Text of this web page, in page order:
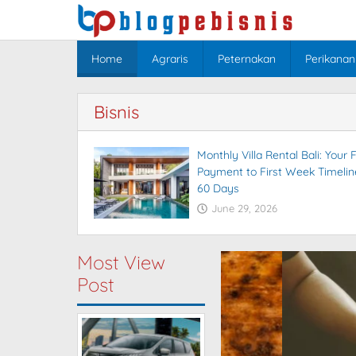
content
Home Agraris Peternakan Perikanan
Bisnis
Monthly Villa Rental Bali: Your
Payment to First Week
60 Days
June 29, 2026
Most View
Post